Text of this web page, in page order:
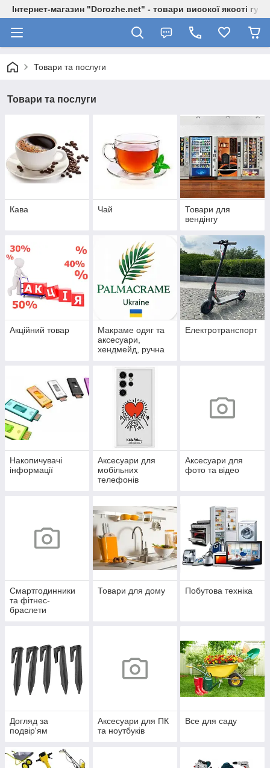
Інтернет-магазин "Dorozhe.net" - товари високої якості
Товари та послуги
Товари та послуги
Кава Чай
Товари для
вендінгу
Акційний товар
Макраме одяг та
аксесуари,
хендмейд, ручна
Електротранспорт
Накопичувачі
інформації
Аксесуари для
мобільних
телефонів
Аксесуари для
фото та відео
Смартгодинники
та фітнес-
браслети
Товари для дому Побутова техніка
Догляд за
подвір'ям
Аксесуари для ПК
та ноутбуків
Все для саду